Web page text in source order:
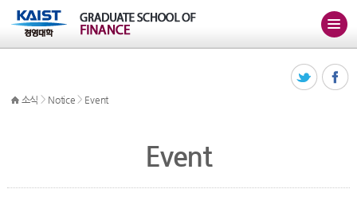
소식 > Notice > Event
Event